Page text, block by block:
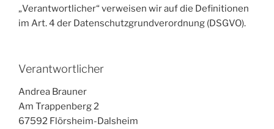
„Verantwortlicher“ verweisen wir auf die Definitionen
im Art. 4 der Datenschutzgrundverordnung (DSGVO).
Verantwortlicher
Andrea Brauner
Am Trappenberg 2
67592 Flörsheim-Dalsheim